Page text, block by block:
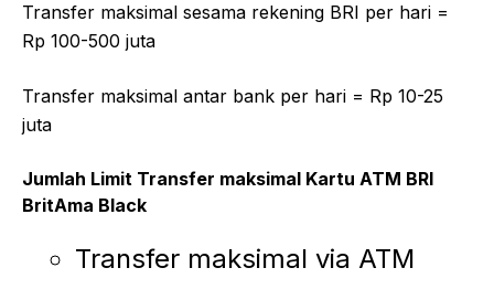
Transfer maksimal sesama rekening BRI per hari =
Rp 100-500 juta
Transfer maksimal antar bank per hari = Rp 10-25
juta
Jumlah Limit Transfer maksimal Kartu ATM BRI
BritAma Black
Transfer maksimal via ATM